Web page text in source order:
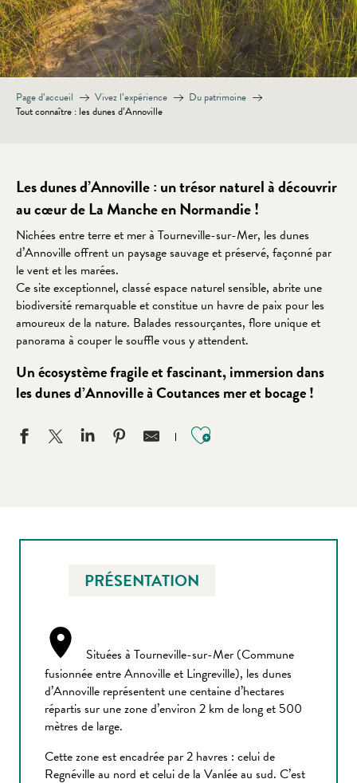
Page d’accueil Vivez l’expérience
Du patrimoine
Tout connaître : les dunes d’Annoville
Les dunes d’Annoville : un trésor naturel à découvrir
au cœur de La Manche en Normandie !
Nichées entre terre et mer à Tourneville-sur-Mer, les dunes
d’Annoville offrent un paysage sauvage et préservé, façonné par
le vent et les marées.
Ce site exceptionnel, classé espace naturel sensible, abrite une
biodiversité remarquable et constitue un havre de paix pour les
amoureux de la nature. Balades ressourçantes, flore unique et
panorama à couper le souffle vous y attendent.
Un écosystème fragile et fascinant, immersion dans
les dunes d’Annoville à Coutances mer et bocage !
Ajouter aux
PRÉSENTATION
Situées à Tourneville-sur-Mer (Commune
fusionnée entre Annoville et Lingreville), les dunes
d’Annoville représentent une centaine d’hectares
répartis sur une zone d’environ 2 km de long et 500
mètres de large.
Cette zone est encadrée par 2 havres : celui de
Regnéville au nord et celui de la Vanlée au sud. C’est